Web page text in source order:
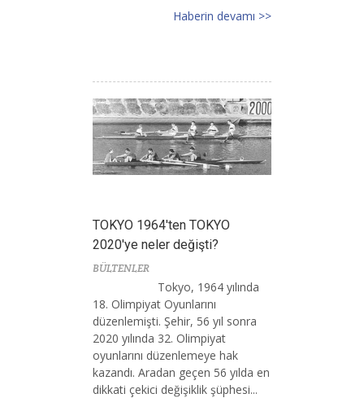
Haberin devamı >>
TOKYO 1964'ten TOKYO
2020'ye neler değişti?
BÜLTENLER
Tokyo, 1964 yılında
18. Olimpiyat Oyunlarını
düzenlemişti. Şehir, 56 yıl sonra
2020 yılında 32. Olimpiyat
oyunlarını düzenlemeye hak
kazandı. Aradan geçen 56 yılda en
dikkati çekici değişiklik şüphesi...